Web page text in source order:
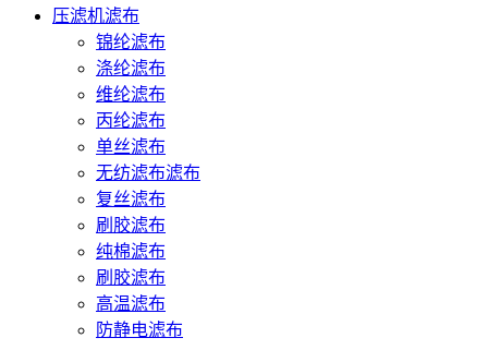
压滤机滤布
锦纶滤布
涤纶滤布
维纶滤布
丙纶滤布
单丝滤布
无纺滤布滤布
复丝滤布
刷胶滤布
纯棉滤布
刷胶滤布
高温滤布
防静电滤布